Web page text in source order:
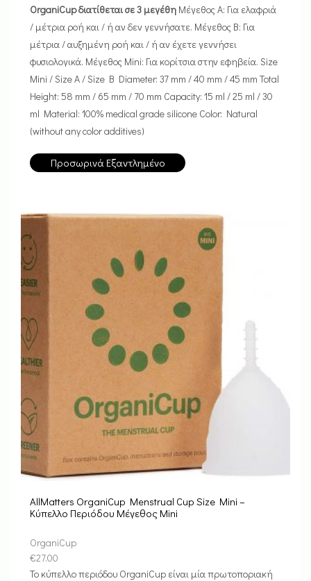
OrganiCup διατίθεται σε 3 μεγέθη Μέγεθος A: Για ελαφριά
/ μέτρια ροή και / ή αν δεν γεννήσατε. Μέγεθος Β: Για
μέτρια / αυξημένη ροή και / ή αν έχετε γεννήσει
φυσιολογικά. Μέγεθος Mini: Για κορίτσια στην εφηβεία. Size
Mini / Size A / Size B Diameter: 37 mm / 40 mm / 45 mm Total
Height: 58 mm / 65 mm / 70 mm Capacity: 15 ml / 25 ml / 30
ml Material: 100% medical grade silicone Color: Natural
(without any color additives)
Προσωρινά Εξαντλημένο
AllMatters OrganiCup Menstrual Cup Size Mini –
Κύπελλο Περιόδου Μέγεθος Mini
OrganiCup
€27.00
Το κύπελλο περιόδου OrganiCup είναι μία πρωτοποριακή